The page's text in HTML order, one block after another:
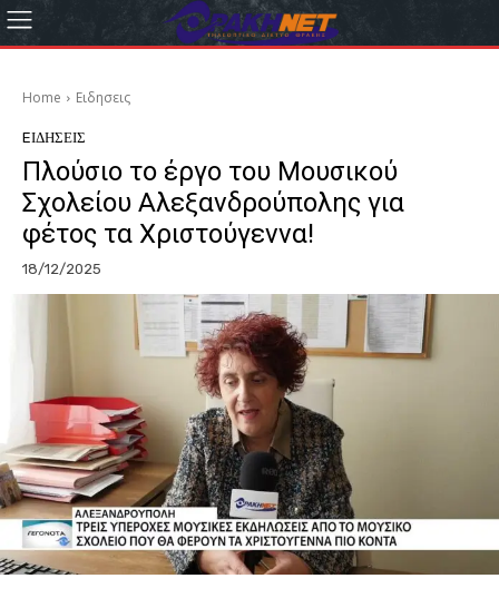
Home Eιδησεις
EΙΔΗΣΕΙΣ
Πλούσιο το έργο του Μουσικού
Σχολείου Αλεξανδρούπολης για
φέτος τα Χριστούγεννα!
18/12/2025